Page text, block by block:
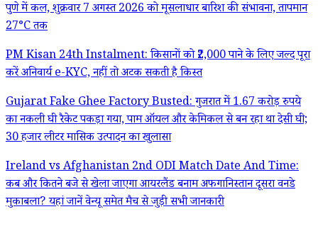
पुणे में कल, शुक्रवार 7 अगस्त 2026 को मूसलाधार बारिश की संभावना, तापमान
27°C तक
PM Kisan 24th Instalment: किसानों को ₹2,000 पाने के लिए जल्द पूरा
करें अनिवार्य e-KYC, नहीं तो अटक सकती है किस्त
Gujarat Fake Ghee Factory Busted: गुजरात में 1.67 करोड़ रुपये
का नकली घी रैकेट पकड़ा गया, पाम ऑयल और केमिकल से बन रहा था देसी घी;
30 हजार लीटर मासिक उत्पादन का खुलासा
Ireland vs Afghanistan 2nd ODI Match Date And Time:
कब और कितने बजे से खेला जाएगा आयरलैंड बनाम अफगानिस्तान दूसरा वनडे
मुकाबला? यहां जानें वेन्यू समेत मैच से जुड़ी सभी जानकारी